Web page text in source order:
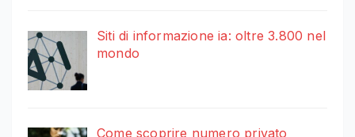
Siti di informazione ia: oltre 3.800 nel
mondo
Come scoprire numero privato